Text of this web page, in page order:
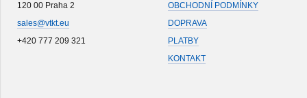
120 00 Praha 2
sales@vtkt.eu
+420 777 209 321
OBCHODNÍ PODMÍNKY
DOPRAVA
PLATBY
KONTAKT